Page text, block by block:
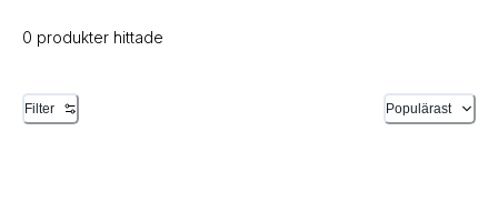
0 produkter hittade
Filter Populärast